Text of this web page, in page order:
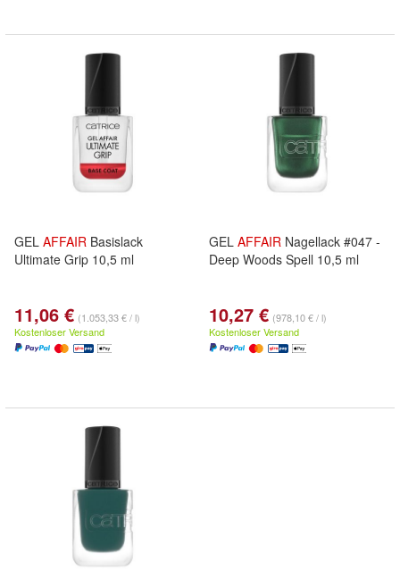
GEL AFFAIR Basislack
Ultimate Grip 10,5 ml
11,06 € (1.053,33 € / l)
Kostenloser Versand
GEL AFFAIR Nagellack #047 -
Deep Woods Spell 10,5 ml
10,27 € (978,10 € / l)
Kostenloser Versand